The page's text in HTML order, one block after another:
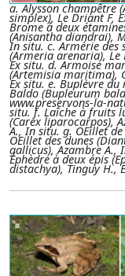
a. Alysson champêtre
simplex), Le Driant F,
Brome à deux
(Anisantha diandrai),
In situ. c. Armérie des
(Armeria arenaria), Le
Ex situ. d. Armoise
(Artemisia maritima),
Ex situ. e. Buplèvre du
Baldo (Bupleurum
www.preservons-la-
situ. f. Laîche à fruits
(Carex liparocarpos),
A., In situ. g. OEillet de
OEillet des dunes
gallicus), Azambre A.,
Éphèdre à deux épis
distachya), Tinguy H.,